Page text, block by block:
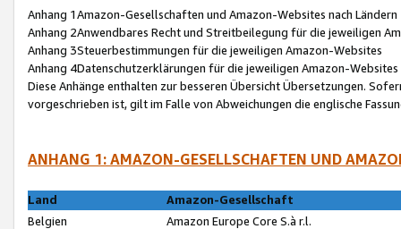
Anhang 1Amazon-Gesellschaften und Amazon-Websites nach Ländern
Anhang 2Anwendbares Recht und Streitbeilegung für die jeweiligen
Anhang 3Steuerbestimmungen für die jeweiligen Amazon-Websites
Anhang 4Datenschutzerklärungen für die jeweiligen Amazon-Websites
Diese Anhänge enthalten zur besseren Übersicht Übersetzungen.
vorgeschrieben ist, gilt im Falle von Abweichungen die englische
ANHANG 1: AMAZON-GESELLSCHAFTEN UND
Land
Amazon-Gesellschaft
Belgien
Amazon Europe Core S.à r.l.